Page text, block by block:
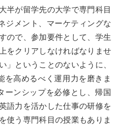
半が留学先の大学で専門科目
ジメント、マーケティングな
ので、参加要件として、学生
をクリアしなければなりませ
」ということのないように、
を高めるべく運用力を磨きま
ーンシップを必修とし、帰国
語力を活かした仕事の研修を
使う専門科目の授業もありま